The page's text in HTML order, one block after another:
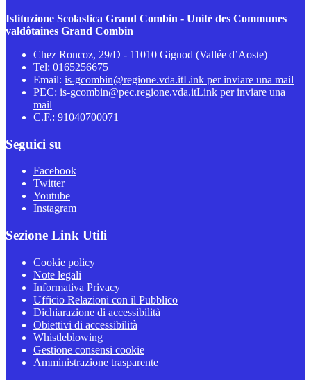
Istituzione Scolastica Grand Combin - Unité des Communes
valdôtaines Grand Combin
Chez Roncoz, 29/D - 11010 Gignod (Vallée d’Aoste)
Tel: 0165256675
Email: is-gcombin@regione.vda.itLink per inviare una mail
PEC: is-gcombin@pec.regione.vda.itLink per inviare una
mail
C.F.: 91040700071
Seguici su
Facebook
Twitter
Youtube
Instagram
Sezione Link Utili
Cookie policy
Note legali
Informativa Privacy
Ufficio Relazioni con il Pubblico
Dichiarazione di accessibilità
Obiettivi di accessibilità
Whistleblowing
Gestione consensi cookie
Amministrazione trasparente